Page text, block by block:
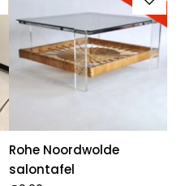
Rohe Noordwolde
salontafel